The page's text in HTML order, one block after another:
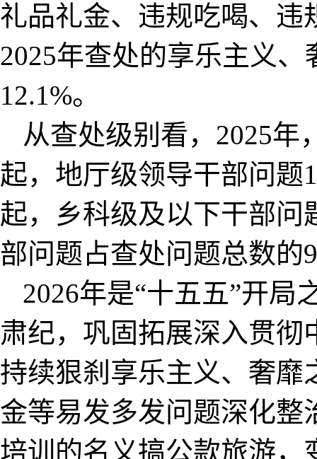
礼品礼金、违规吃喝、违
2025年查处的享乐主义、
12.1%。
从查处级别看，2025年
起，地厅级领导干部问题
起，乡科级及以下干部问
部问题占查处问题总数的
2026年是“十五五”开局
肃纪，巩固拓展深入贯
持续狠刹享乐主义、奢靡
金等易发多发问题深化整
培训的名义搞公款旅游，